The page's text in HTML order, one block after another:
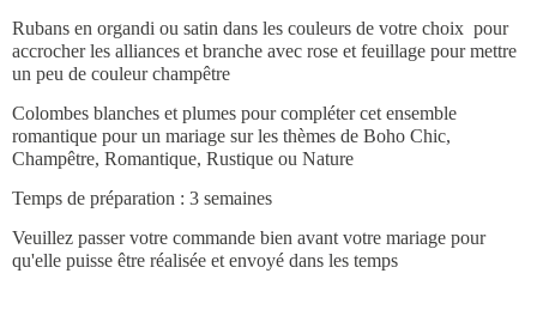
Rubans en organdi ou satin dans les couleurs de votre choix pour
accrocher les alliances et branche avec rose et feuillage pour mettre
un peu de couleur champêtre
Colombes blanches et plumes pour compléter cet ensemble
romantique pour un mariage sur les thèmes de Boho Chic,
Champêtre, Romantique, Rustique ou Nature
Temps de préparation : 3 semaines
Veuillez passer votre commande bien avant votre mariage pour
qu'elle puisse être réalisée et envoyé dans les temps